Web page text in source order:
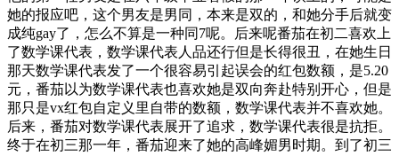
她的报应吧，这个男友是男同，本来是双的，和她分手后就变
成纯gay了，怎么不算是一种同7呢。后来呢番茄在初二喜欢上
了数学课代表，数学课代表人品还行但是长得很丑，在她生日
那天数学课代表发了一个很容易引起误会的红包数额，是5.20
元，番茄以为数学课代表也喜欢她是双向奔赴特别开心，但是
那只是vx红包自定义里自带的数额，数学课代表并不喜欢她。
后来，番茄对数学课代表展开了追求，数学课代表很是抗拒。
终于在初三那一年，番茄迎来了她的高峰媚男时期。到了初三